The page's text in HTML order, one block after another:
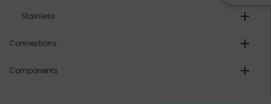
Stainless add
Connections add
Components add